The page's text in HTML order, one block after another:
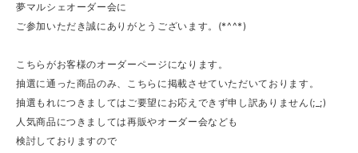
夢マルシェオーダー会に
ご参加いただき誠にありがとうございます。(*^^*)
こちらがお客様のオーダーページになります。
抽選に通った商品のみ、こちらに掲載させていただいております。
抽選もれにつきましてはご要望にお応えできず申し訳ありません(;_;)
人気商品につきましては再販やオーダー会なども
検討しておりますので